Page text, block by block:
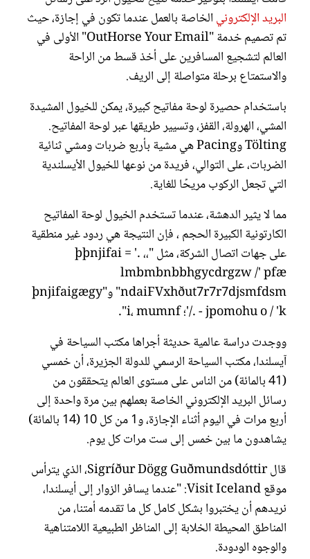
البريد الإلكتروني الخاصة بالعمل عندما تكون في إجازة، حيث
تم تصميم خدمة "OutHorse Your Email" الأولى في
العالم لتشجيع المسافرين على أخذ قسط من الراحة
والاستمتاع برحلة متواصلة إلى الريف.
باستخدام حصيرة لوحة مفاتيح كبيرة، يمكن للخيول المشيدة
المشي، الهرولة، القفز، وتسيير طريقها عبر لوحة المفاتيح.
Tölting وPacing هي مشية بأربع ضربات ومشي ثنائية
الضربات، على التوالي، فريدة من نوعها للخيول الأيسلندية
التي تجعل الركوب مريحًا للغاية.
مما لا يثير الدهشة، عندما تستخدم الخيول لوحة المفاتيح
الكارتونية الكبيرة الحجم ، فإن النتيجة هي ردود غير منطقية
على جهات اتصال الشركة، مثل "þþnjifai = '. ،،
lmbmbnbbhgycdrgzw /' pfæ
ndaiFVxhðut7r7r7djsmfdsm" و"þnjifaigægy
'/. - jpomohu o / 'k؛ i، mumnf".
ووجدت دراسة عالمية حديثة أجراها مكتب السياحة في
آيسلندا، مكتب السياحة الرسمي للدولة الجزيرة، أن خمسي
(41 بالمائة) من الناس على مستوى العالم يتحققون من
رسائل البريد الإلكتروني الخاصة بعملهم بين مرة واحدة إلى
أربع مرات في اليوم أثناء الإجازة، و1 من كل 10 (14 بالمائة)
يشاهدون ما بين خمس إلى ست مرات كل يوم.
قال Sigríður Dögg Guðmundsdóttir، الذي يترأس
موقع Visit Iceland: "عندما يسافر الزوار إلى أيسلندا،
نريدهم أن يختبروا بشكل كامل كل ما تقدمه أمتنا، من
المناطق المحيطة الخلابة إلى المناظر الطبيعية اللامتناهية
والوجوه الودودة.
مجلة سيدتي
غلاف رفمي